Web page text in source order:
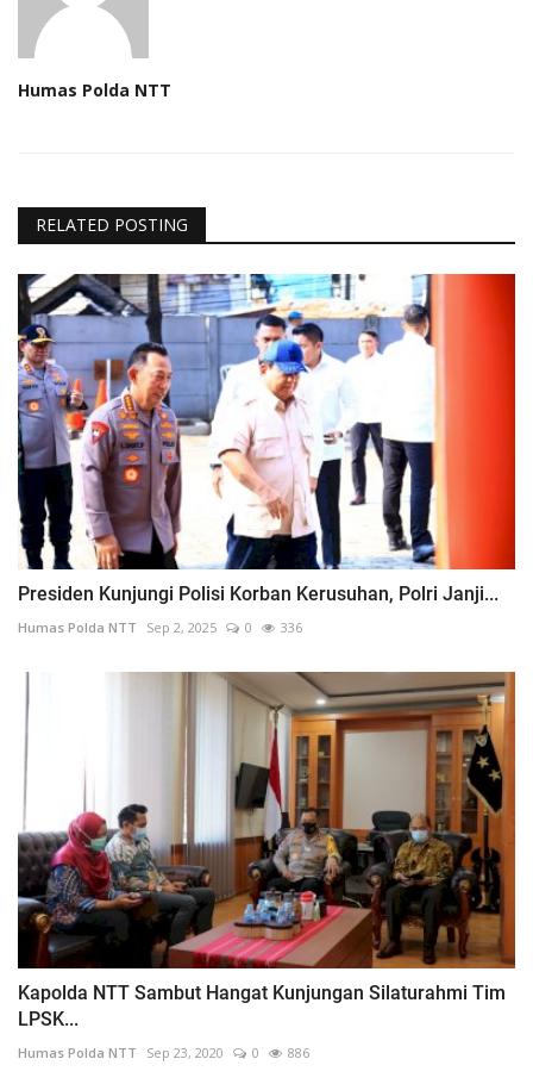
Humas Polda NTT
RELATED POSTING
Presiden Kunjungi Polisi Korban Kerusuhan, Polri Janji...
Humas Polda NTT Sep 2, 2025 0 336
Kapolda NTT Sambut Hangat Kunjungan Silaturahmi Tim
LPSK...
Humas Polda NTT Sep 23, 2020 0 886